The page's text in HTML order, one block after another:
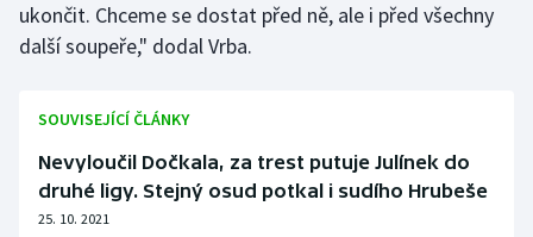
ukončit. Chceme se dostat před ně, ale i před všechny
další soupeře," dodal Vrba.
SOUVISEJÍCÍ ČLÁNKY
Nevyloučil Dočkala, za trest putuje Julínek do
druhé ligy. Stejný osud potkal i sudího Hrubeše
25. 10. 2021